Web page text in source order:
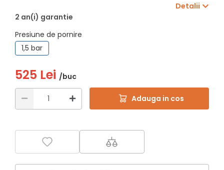
Detalii
2 an(i) garantie
Presiune de pornire
1,5 bar
525 Lei /buc
Adauga in cos